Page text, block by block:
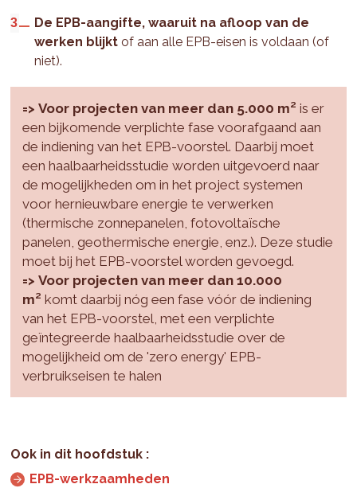
De EPB-aangifte, waaruit na afloop van de
werken blijktof aan alle EPB-eisen is voldaan (of
niet).
=>Voor projecten van meer dan 5.000 m² is er
een bijkomende verplichte fase voorafgaand aan
de indiening van het EPB-voorstel. Daarbij moet
een haalbaarheidsstudie worden uitgevoerd naar
de mogelijkheden om in het project systemen
voor hernieuwbare energie te verwerken
(thermische zonnepanelen, fotovoltaïsche
panelen, geothermische energie, enz.). Deze studie
moet bij het EPB-voorstel worden gevoegd.
=>Voor projecten van meer dan 10.000
m²komt daarbij nóg een fase vóór de indiening
van het EPB-voorstel, met een verplichte
geïntegreerde haalbaarheidsstudie over de
mogelijkheid om de 'zero energy' EPB-
verbruikseisen te halen
EPB-werkzaamheden